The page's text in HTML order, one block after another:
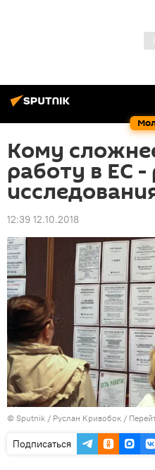
Кому
работу в ЕС
12:39 12.10.2018
© Sputnik / Руслан Кривобок /
Подписаться